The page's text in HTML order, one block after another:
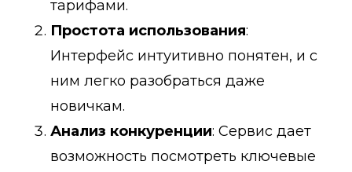
тарифами.
Простота использования:
Интерфейс интуитивно понятен, и с
ним легко разобраться даже
новичкам.
Анализ конкуренции: Сервис дает
возможность посмотреть ключевые